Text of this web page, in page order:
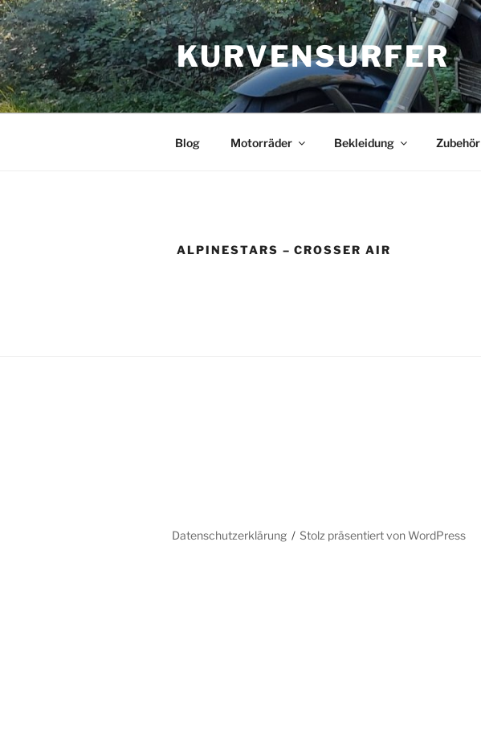
Zum
Inhalt
springen
KURVENSURFER
Blog Motorräder Bekleidung Zubehör
ALPINESTARS – CROSSER AIR
Datenschutzerklärung Stolz präsentiert von WordPress